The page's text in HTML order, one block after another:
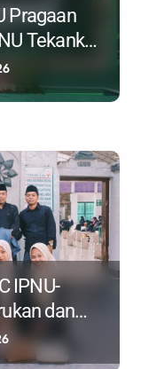
Pragaan
Tekankan
IPNU-
dan